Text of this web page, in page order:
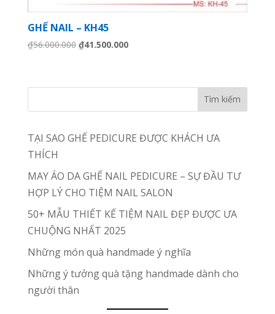
GHẾ NAIL – KH45
₫56.000.000 Giá
₫56.000.000.
₫41.500.000Giá
là:
TẠI SAO GHẾ PEDICURE ĐƯỢC KHÁCH ƯA
THÍCH
MAY ÁO DA GHẾ NAIL PEDICURE – SỰ ĐẦU TƯ
HỢP LÝ CHO TIỆM NAIL SALON
50+ MẪU THIẾT KẾ TIỆM NAIL ĐẸP ĐƯỢC ƯA
CHUỘNG NHẤT 2025
Những món quà handmade ý nghĩa
Những ý tưởng quà tặng handmade dành cho
người thân